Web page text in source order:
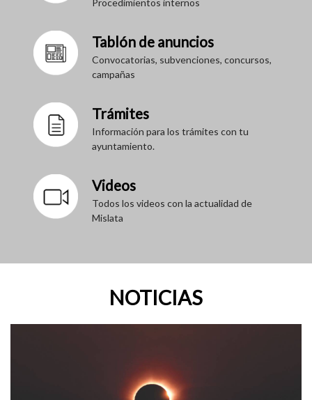
Tablón de anuncios
Convocatorias, subvenciones, concursos,
campañas
Trámites
Información para los trámites con tu
ayuntamiento.
Videos
Todos los videos con la actualidad de
Mislata
NOTICIAS